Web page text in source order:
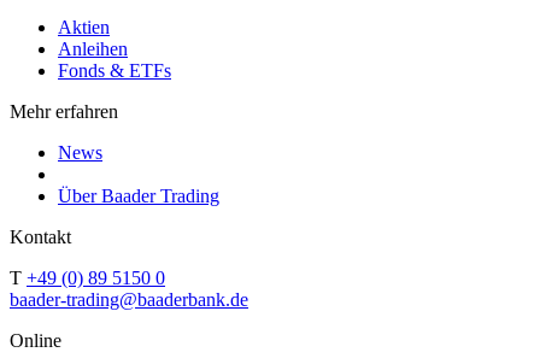
Aktien
Anleihen
Fonds & ETFs
Mehr erfahren
News
Über Baader Trading
Kontakt
T +49 (0) 89 5150 0
baader-trading@baaderbank.de
Online